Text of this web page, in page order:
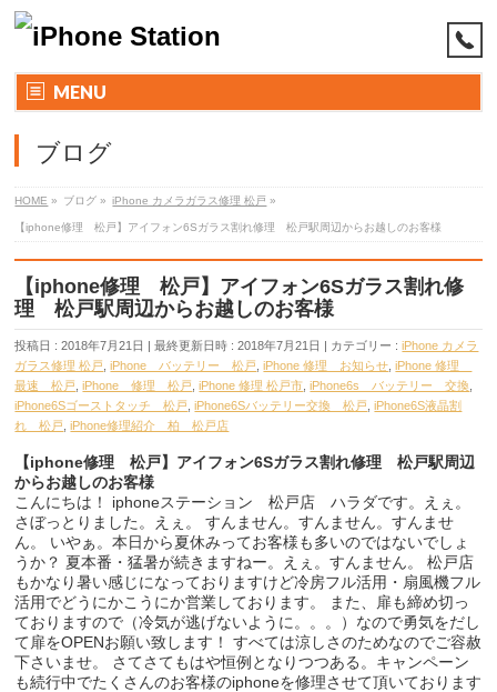
MENU
ブログ
HOME » ブログ » iPhone カメラガラス修理 松戸 »
【iphone修理 松戸】アイフォン6Sガラス割れ修理 松戸駅周辺からお越しのお客様
【iphone修理 松戸】アイフォン6Sガラス割れ修
理 松戸駅周辺からお越しのお客様
投稿日 : 2018年7月21日 最終更新日時 : 2018年7月21日 カテゴリー :iPhone カメラ
ガラス修理 松戸 ,iPhone バッテリー 松戸 ,iPhone 修理 お知らせ ,iPhone 修理
最速 松戸 ,iPhone 修理 松戸 ,iPhone 修理 松戸市 ,iPhone6s バッテリー 交換
iPhone6Sゴーストタッチ 松戸 ,iPhone6Sバッテリー交換 松戸 ,iPhone6S液晶割
れ 松戸 ,iPhone修理紹介 柏 松戸店
【iphone修理 松戸】アイフォン6Sガラス割れ修理 松戸駅周辺
からお越しのお客様
こんにちは！ iphoneステーション 松戸店 ハラダです。えぇ。
さぼっとりました。えぇ。 すんません。すんません。すんませ
ん。 いやぁ。本日から夏休みってお客様も多いのではないでしょ
うか？ 夏本番・猛暑が続きますねー。えぇ。すんません。 松戸店
もかなり暑い感じになっておりますけど冷房フル活用・扇風機フル
活用でどうにかこうにか営業しております。 また、扉も締め切っ
ておりますので（冷気が逃げないように。。。）なので勇気をだし
て扉をOPENお願い致します！ すべては涼しさのためなのでご容赦
下さいませ。 さてさてもはや恒例となりつつある。キャンペーン
も続行中でたくさんのお客様のiphoneを修理させて頂いております